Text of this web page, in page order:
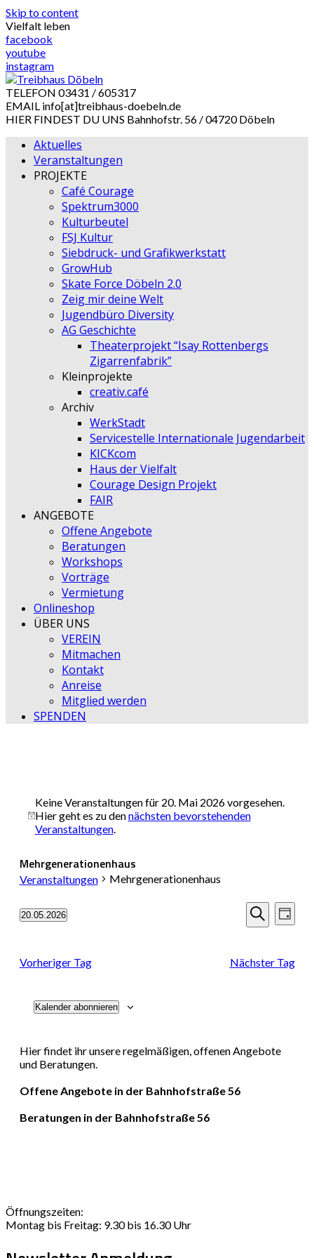
Skip to content
Vielfalt leben
facebook
youtube
instagram
TELEFON 03431 / 605317
EMAIL info[at]treibhaus-doebeln.de
HIER FINDEST DU UNS Bahnhofstr. 56 / 04720 Döbeln
Aktuelles
Veranstaltungen
PROJEKTE
Café Courage
Spektrum3000
Kulturbeutel
FSJ Kultur
Siebdruck- und Grafikwerkstatt
GrowHub
Skate Force Döbeln 2.0
Zeig mir deine Welt
Jugendbüro Diversity
AG Geschichte
Theaterprojekt “Isay Rottenbergs
Zigarrenfabrik”
Kleinprojekte
creativ.café
Archiv
WerkStadt
Servicestelle Internationale Jugendarbeit
KICKcom
Haus der Vielfalt
Courage Design Projekt
FAIR
ANGEBOTE
Offene Angebote
Beratungen
Workshops
Vorträge
Vermietung
Onlineshop
ÜBER UNS
VEREIN
Mitmachen
Kontakt
Anreise
Mitglied werden
SPENDEN
Hinweis
Keine Veranstaltungen für 20. Mai 2026 vorgesehen.
Hier geht es zu dennächsten bevorstehenden
Veranstaltungen.
Mehrgenerationenhaus
Veranstaltungen Mehrgenerationenhaus
und
Suche
Tag
20.05.2026
Vorheriger Tag
Nächster Tag
Kalender abonnieren
Hier findet ihr unsere regelmäßigen, offenen Angebote
und Beratungen.
Offene Angebote in der Bahnhofstraße 56
Beratungen in der Bahnhofstraße 56
Öffnungszeiten:
Montag bis Freitag: 9.30 bis 16.30 Uhr